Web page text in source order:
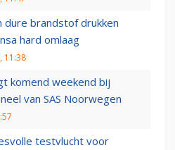
dure brandstof drukken
hard omlaag
11:38
komend weekend bij
van SAS Noorwegen
testvlucht voor